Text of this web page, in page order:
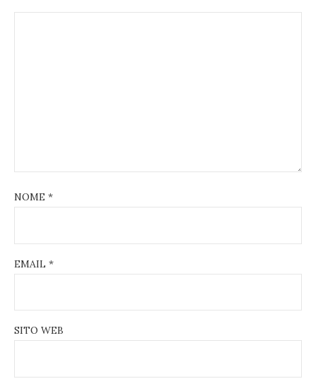
NOME *
EMAIL *
SITO WEB